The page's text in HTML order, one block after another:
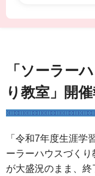
「ソーラー
り教室」開
「令和7年度生涯学
ーラーハウスづくり
が大盛況のまま、終